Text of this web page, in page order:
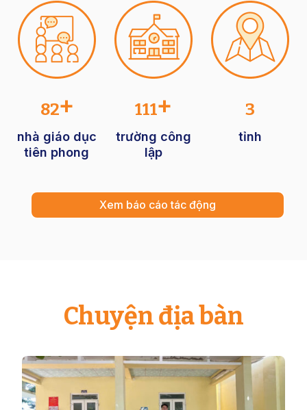
82+
nhà giáo dục
tiên phong
111+
trường công
lập
3
tỉnh
Xem báo cáo tác động
Chuyện địa bàn